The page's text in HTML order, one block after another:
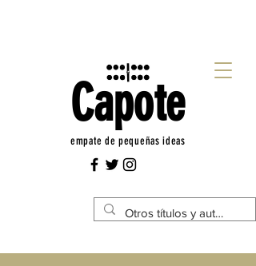
Capote
empate de pequeñas ideas